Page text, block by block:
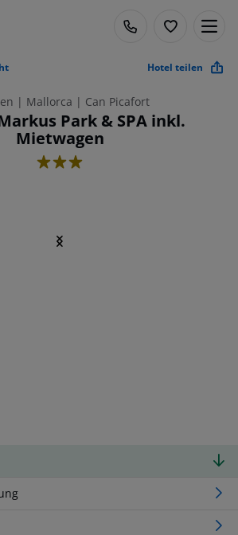
Hotel teilen
| Mallorca | Can Picafort
Park & SPA inkl.
Mietwagen
3